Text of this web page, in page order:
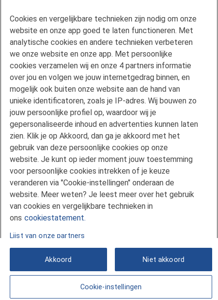
Hypotheekvormen
Maximale hypotheek
Renteoverzicht
Mijn situatie wijzigt
Duurzaam wonen
mijnFlorius
Nieuwsbrieven
Pers
Vind een adviseur
Verwachting hypotheekrente
Service en Contact
Voorwaarden en formulieren
Klachtenregeling
Veelgestelde vragen
© 2026
Cookies en vergelijkbare technieken zijn nodig om onze
website en onze app goed te laten functioneren. Met
analytische cookies en andere technieken verbeteren
we onze website en onze app. Met persoonlijke
cookies verzamelen wij en onze 4 partners informatie
over jou en volgen we jouw internetgedrag binnen, en
mogelijk ook buiten onze website aan de hand van
unieke identificatoren, zoals je IP-adres. Wij bouwen zo
jouw persoonlijke profiel op, waardoor wij je
gepersonaliseerde inhoud en advertenties kunnen laten
zien. Klik je op Akkoord, dan ga je akkoord met het
gebruik van deze persoonlijke cookies op onze
website. Je kunt op ieder moment jouw toestemming
voor persoonlijke cookies intrekken of je keuze
veranderen via "Cookie-instellingen" onderaan de
website. Meer weten? Je leest meer over het gebruik
van cookies en vergelijkbare technieken in
ons cookiestatement.
Lijst van onze partners
Akkoord Niet akkoord
Cookie-instellingen